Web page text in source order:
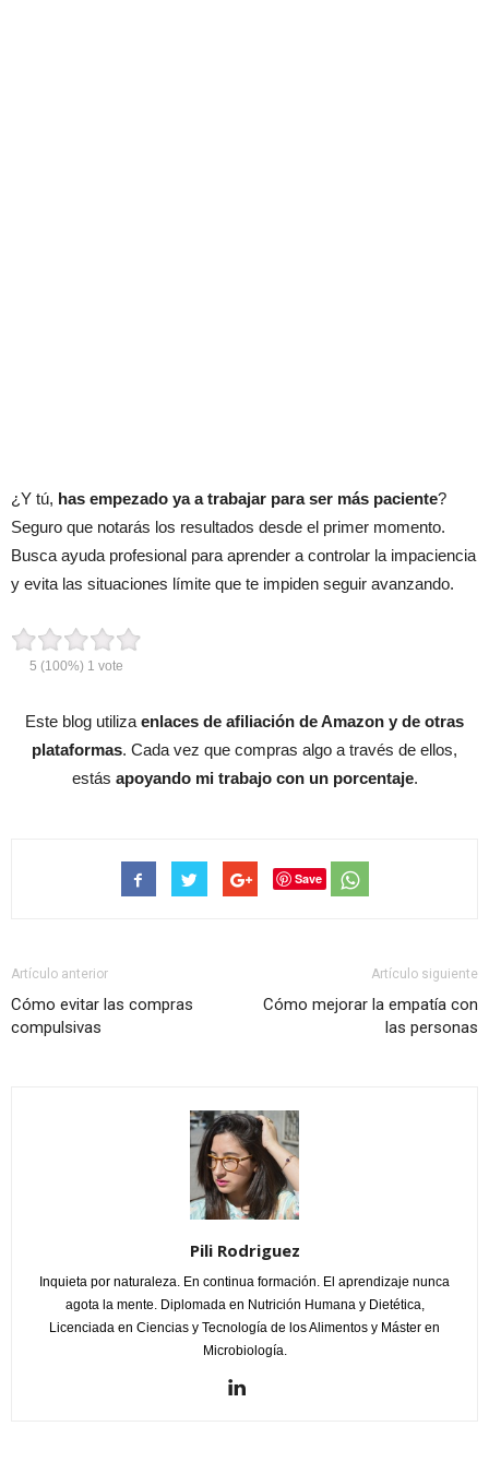
¿Y tú, has empezado ya a trabajar para ser más paciente?
Seguro que notarás los resultados desde el primer momento.
Busca ayuda profesional para aprender a controlar la impaciencia
y evita las situaciones límite que te impiden seguir avanzando.
5 (100%) 1 vote
Este blog utiliza enlaces de afiliación de Amazon y de otras
plataformas. Cada vez que compras algo a través de ellos,
estás apoyando mi trabajo con un porcentaje.
Save
Artículo anterior
Cómo evitar las compras
compulsivas
Artículo siguiente
Cómo mejorar la empatía con
las personas
Pili Rodriguez
Inquieta por naturaleza. En continua formación. El aprendizaje nunca
agota la mente. Diplomada en Nutrición Humana y Dietética,
Licenciada en Ciencias y Tecnología de los Alimentos y Máster en
Microbiología.